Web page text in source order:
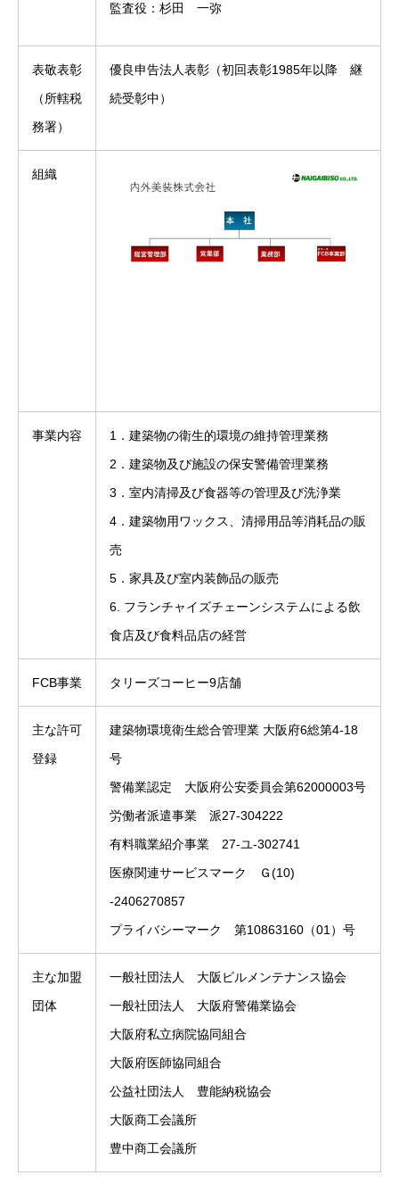
監査役：杉田 一弥
表敬表彰
（所轄税
務署）
優良申告法人表彰（初回表彰1985年以降 継
続受彰中）
組織
事業内容
1．建築物の衛生的環境の維持管理業務
2．建築物及び施設の保安警備管理業務
3．室内清掃及び食器等の管理及び洗浄業
4．建築物用ワックス、清掃用品等消耗品の販
売
5．家具及び室内装飾品の販売
6. フランチャイズチェーンシステムによる飲
食店及び食料品店の経営
FCB事業 タリーズコーヒー9店舗
主な許可
登録
建築物環境衛生総合管理業 大阪府6総第4-18
号
警備業認定 大阪府公安委員会第62000003号
労働者派遣事業 派27-304222
有料職業紹介事業 27-ユ-302741
医療関連サービスマーク Ｇ(10)
-2406270857
プライバシーマーク 第10863160（01）号
主な加盟
団体
一般社団法人 大阪ビルメンテナンス協会
一般社団法人 大阪府警備業協会
大阪府私立病院協同組合
大阪府医師協同組合
公益社団法人 豊能納税協会
大阪商工会議所
豊中商工会議所